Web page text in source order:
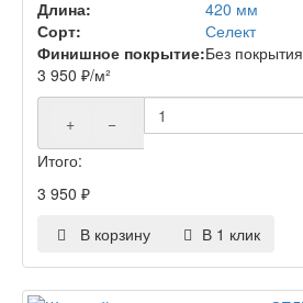
Длина:
420 мм
Сорт:
Селект
Финишное покрытие:Без покрытия
3 950 ₽/м²
+
−
Итого:
3 950 ₽
В корзину
В 1 клик